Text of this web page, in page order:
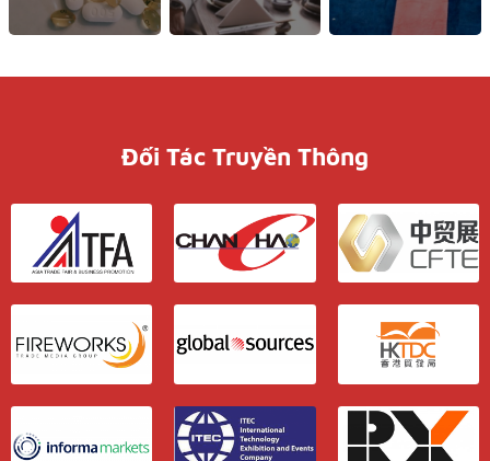
Đối Tác Truyền Thông